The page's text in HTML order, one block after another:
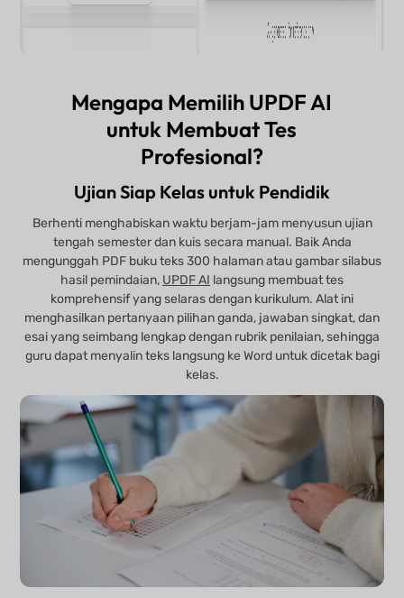
Mengapa Memilih UPDF AI
untuk Membuat Tes
Profesional?
Ujian Siap Kelas untuk Pendidik
Berhenti menghabiskan waktu berjam-jam menyusun ujian
tengah semester dan kuis secara manual. Baik Anda
mengunggah PDF buku teks 300 halaman atau gambar silabus
hasil pemindaian, UPDF AI langsung membuat tes
komprehensif yang selaras dengan kurikulum. Alat ini
menghasilkan pertanyaan pilihan ganda, jawaban singkat, dan
esai yang seimbang lengkap dengan rubrik penilaian, sehingga
guru dapat menyalin teks langsung ke Word untuk dicetak bagi
kelas.